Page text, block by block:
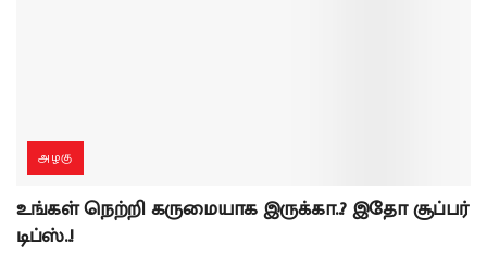
அழகு
உங்கள் நெற்றி கருமையாக இருக்கா..? இதோ சூப்பர்
டிப்ஸ்..!